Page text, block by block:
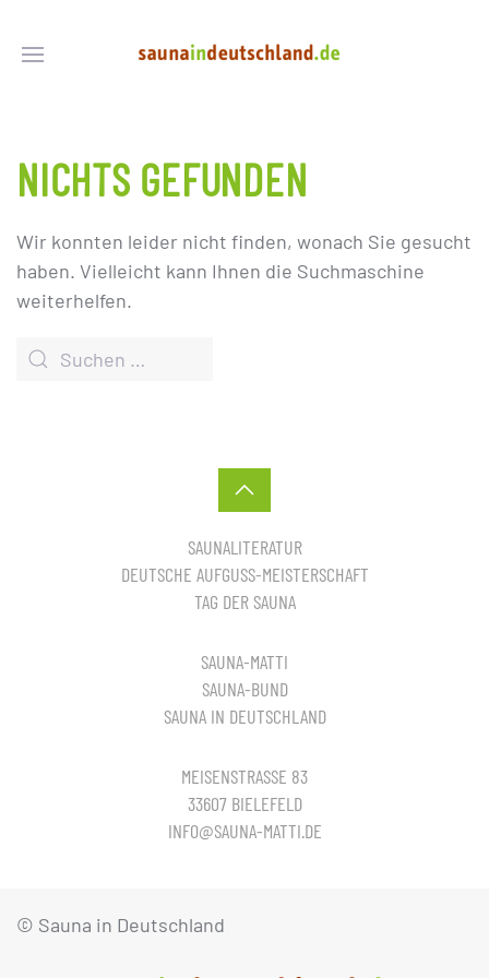
NICHTS GEFUNDEN
Wir konnten leider nicht finden, wonach Sie gesucht
haben. Vielleicht kann Ihnen die Suchmaschine
weiterhelfen.
SAUNALITERATUR
DEUTSCHE AUFGUSS-MEISTERSCHAFT
TAG DER SAUNA
SAUNA-MATTI
SAUNA-BUND
SAUNA IN DEUTSCHLAND
MEISENSTRASSE 83
33607 BIELEFELD
INFO@SAUNA-MATTI.DE
© Sauna in Deutschland